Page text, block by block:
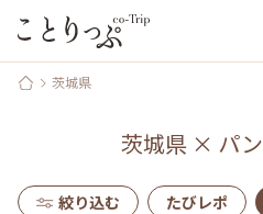
茨城県
茨城県× パン
絞り込む たびレポ